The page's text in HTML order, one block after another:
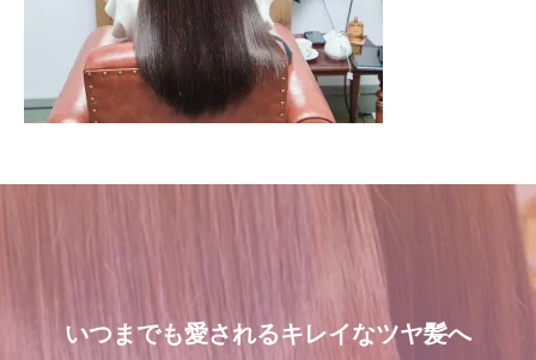
いつまでも愛されるキレイなツヤ髪へ